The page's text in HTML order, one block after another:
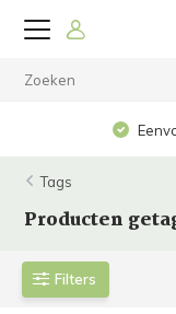
Tags
Producten
Filters